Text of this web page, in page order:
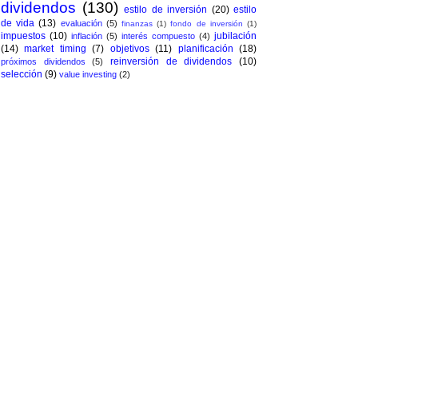
dividendos (130) estilo de inversión (20) estilo
de vida (13) evaluación (5) finanzas (1) fondo de inversión (1)
impuestos (10) inflación (5) interés compuesto (4) jubilación
(14) market timing (7) objetivos (11) planificación (18)
próximos dividendos (5) reinversión de dividendos
(10)
selección (9) value investing (2)